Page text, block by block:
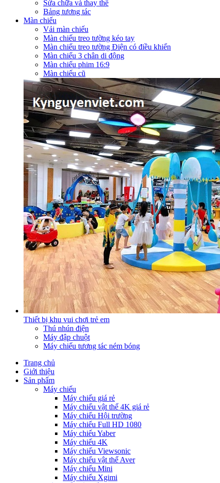
Sửa chữa và thay thế
Bảng tương tác
Màn chiếu
Vải màn chiếu
Màn chiếu treo tường kéo tay
Màn chiếu treo tường Điện có điều khiển
Màn chiếu 3 chân di động
Màn chiếu phim 16:9
Màn chiếu cũ
Thiết bị khu vui chơi trẻ em
Thú nhún điện
Máy đập chuột
Máy chiếu tương tác ném bóng
Trang chủ
Giới thiệu
Sản phẩm
Máy chiếu
Máy chiếu giá rẻ
Máy chiếu vật thể 4K giá rẻ
Máy chiếu Hội trường
Máy chiếu Full HD 1080
Máy chiếu Yaber
Máy chiếu 4K
Máy chiếu Viewsonic
Máy chiếu vật thể Aver
Máy chiếu Mini
Máy chiếu Xgimi